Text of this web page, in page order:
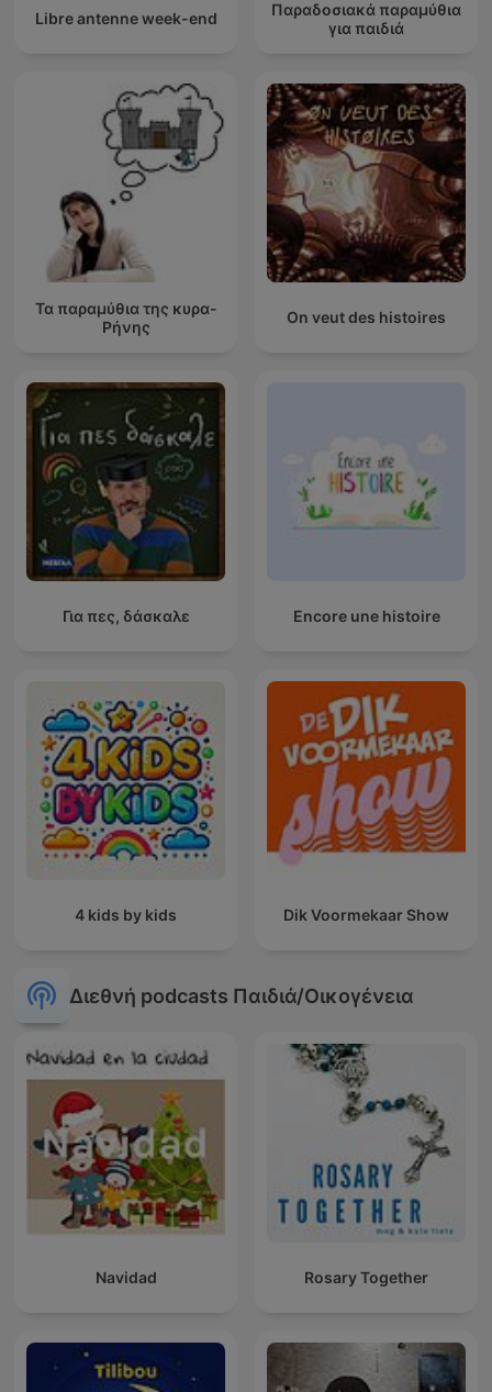
Libre antenne week-end
Παραδοσιακά παραμύθια
για παιδιά
Τα παραμύθια της κυρα-
Ρήνης
On veut des histoires
Για πες, δάσκαλε Encore une histoire
4 kids by kids Dik Voormekaar Show
Διεθνή podcasts Παιδιά/Οικογένεια
Navidad Rosary Together